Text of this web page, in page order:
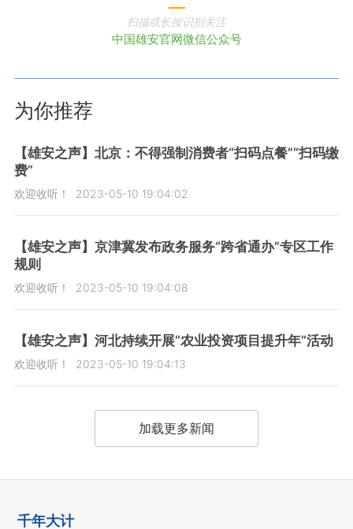
扫描或长按识别关注
中国雄安官网微信公众号
为你推荐
【雄安之声】北京：不得强制消费者“扫码点餐”“扫码缴
费”
欢迎收听！ 2023-05-10 19:04:02
【雄安之声】京津冀发布政务服务“跨省通办”专区工作
规则
欢迎收听！ 2023-05-10 19:04:08
【雄安之声】河北持续开展“农业投资项目提升年”活动
欢迎收听！ 2023-05-10 19:04:13
加载更多新闻
千年大计